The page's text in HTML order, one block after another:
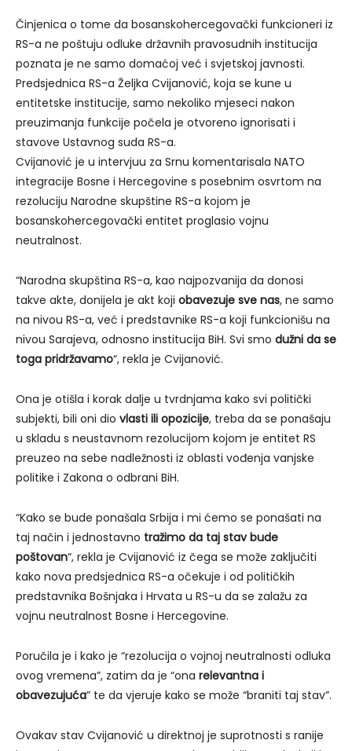
Činjenica o tome da bosanskohercegovački funkcioneri iz
RS-a ne poštuju odluke državnih pravosudnih institucija
poznata je ne samo domaćoj već i svjetskoj javnosti.
Predsjednica RS-a Željka Cvijanović, koja se kune u
entitetske institucije, samo nekoliko mjeseci nakon
preuzimanja funkcije počela je otvoreno ignorisati i
stavove Ustavnog suda RS-a.
Cvijanović je u intervjuu za Srnu komentarisala NATO
integracije Bosne i Hercegovine s posebnim osvrtom na
rezoluciju Narodne skupštine RS-a kojom je
bosanskohercegovački entitet proglasio vojnu
neutralnost.
“Narodna skupština RS-a, kao najpozvanija da donosi
takve akte, donijela je akt koji obavezuje sve nas, ne samo
na nivou RS-a, već i predstavnike RS-a koji funkcionišu na
nivou Sarajeva, odnosno institucija BiH. Svi smo dužni da se
toga pridržavamo“, rekla je Cvijanović.
Ona je otišla i korak dalje u tvrdnjama kako svi politički
subjekti, bili oni dio vlasti ili opozicije, treba da se ponašaju
u skladu s neustavnom rezolucijom kojom je entitet RS
preuzeo na sebe nadležnosti iz oblasti vođenja vanjske
politike i Zakona o odbrani BiH.
“Kako se bude ponašala Srbija i mi ćemo se ponašati na
taj način i jednostavno tražimo da taj stav bude
poštovan“, rekla je Cvijanović iz čega se može zaključiti
kako nova predsjednica RS-a očekuje i od političkih
predstavnika Bošnjaka i Hrvata u RS-u da se zalažu za
vojnu neutralnost Bosne i Hercegovine.
Poručila je i kako je “rezolucija o vojnoj neutralnosti odluka
ovog vremena”, zatim da je “ona relevantna i
obavezujuća” te da vjeruje kako se može “braniti taj stav”.
Ovakav stav Cvijanović u direktnoj je suprotnosti s ranije